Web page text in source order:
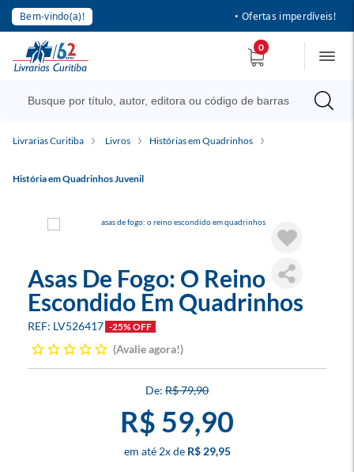
Bem-vindo(a)! • Ofertas imperdíveis!
0
Livrarias Curitiba Livros Histórias em Quadrinhos
História em Quadrinhos Juvenil
Asas De Fogo: O Reino
Escondido Em Quadrinhos
LV526417 -25% OFF
Avalie agora!
R$ 79,90
R$ 59,90
2x R$ 29,95